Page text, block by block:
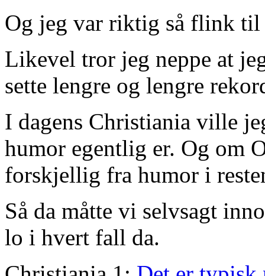
Og jeg var riktig så flink til
Likevel tror jeg neppe at
sette lengre og lengre
I dagens Christiania ville
humor egentlig er. Og om
forskjellig fra humor i
Så da måtte vi selvsagt
lo i hvert fall da.